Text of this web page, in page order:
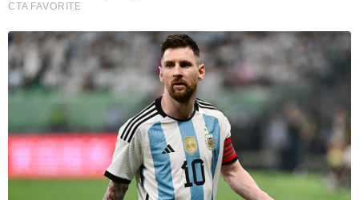
CTA FAVORITE